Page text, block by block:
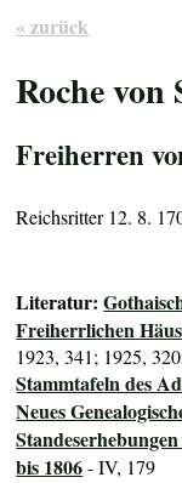
« zurück
Roche von
Freiherren
Reichsritter 12. 8.
Literatur:
Freiherrlichen
1923, 341; 1925,
Stammtafeln des
Neues
bis 1806- IV, 179